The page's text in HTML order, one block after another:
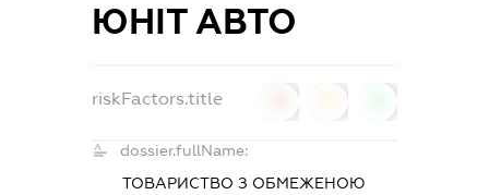
ЮНІТ АВТО
riskFactors.title
dossier.fullName:
ТОВАРИСТВО З ОБМЕЖЕНОЮ